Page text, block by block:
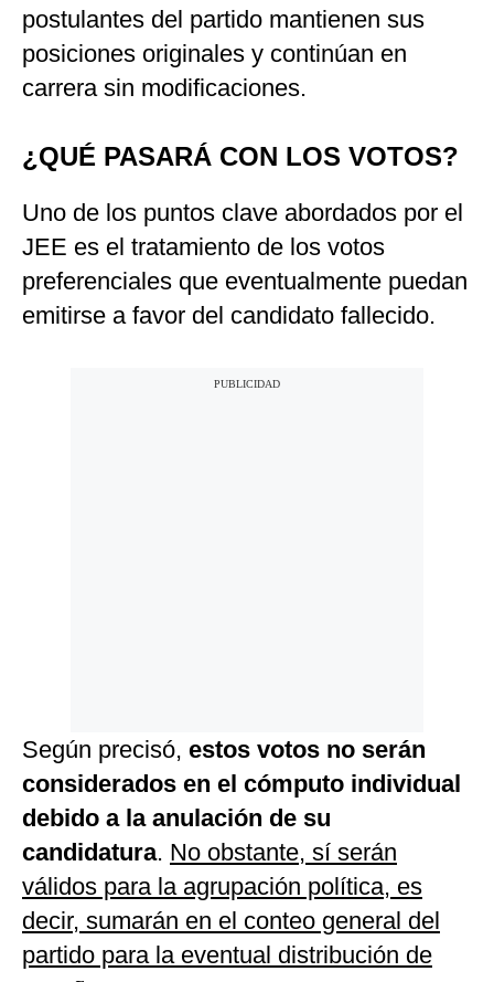
postulantes del partido mantienen sus
posiciones originales y continúan en
carrera sin modificaciones.
¿QUÉ PASARÁ CON LOS VOTOS?
Uno de los puntos clave abordados por el
JEE es el tratamiento de los votos
preferenciales que eventualmente puedan
emitirse a favor del candidato fallecido.
Según precisó, estos votos no serán
considerados en el cómputo individual
debido a la anulación de su
candidatura. No obstante, sí serán
válidos para la agrupación política, es
decir, sumarán en el conteo general del
partido para la eventual distribución de